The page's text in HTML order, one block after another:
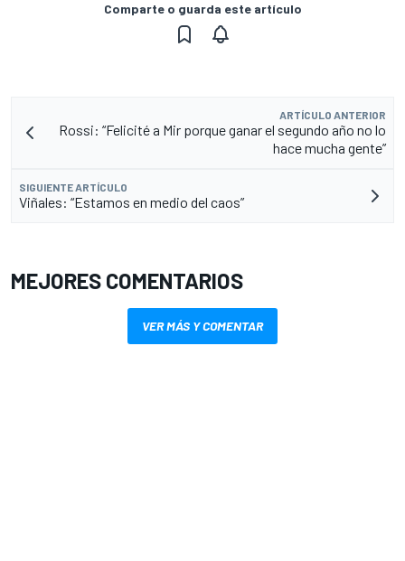
Comparte o guarda este artículo
ARTÍCULO ANTERIOR
Rossi: “Felicité a Mir porque ganar el segundo año no lo
hace mucha gente”
SIGUIENTE ARTÍCULO
Viñales: “Estamos en medio del caos”
MEJORES COMENTARIOS
VER MÁS Y COMENTAR